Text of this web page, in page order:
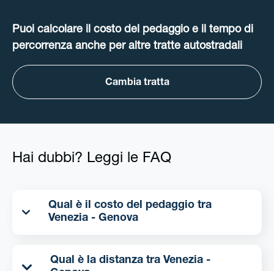
Puoi calcolare il costo del pedaggio e il tempo di
percorrenza anche per altre tratte autostradali
Cambia tratta
Hai dubbi? Leggi le FAQ
Qual è il costo del pedaggio tra
Venezia - Genova
Qual è la distanza tra Venezia -